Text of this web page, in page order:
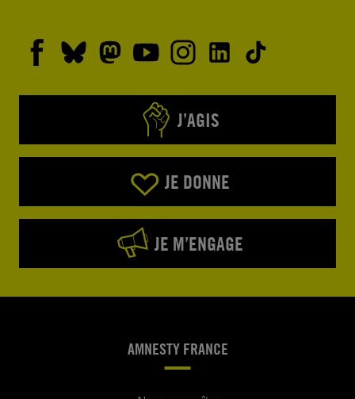
J’AGIS
JE DONNE
JE M’ENGAGE
AMNESTY FRANCE